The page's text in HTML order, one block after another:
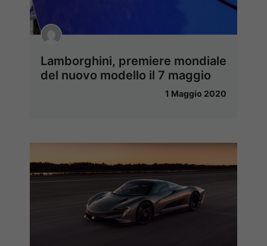
Lamborghini, premiere mondiale
del nuovo modello il 7 maggio
1 Maggio 2020